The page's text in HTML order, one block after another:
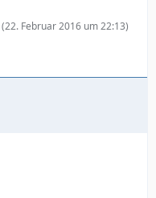
(22. Februar 2016 um 22:13)